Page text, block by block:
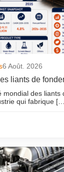
6 Août. 2026
liants de
mondial des liants
qui fabrique